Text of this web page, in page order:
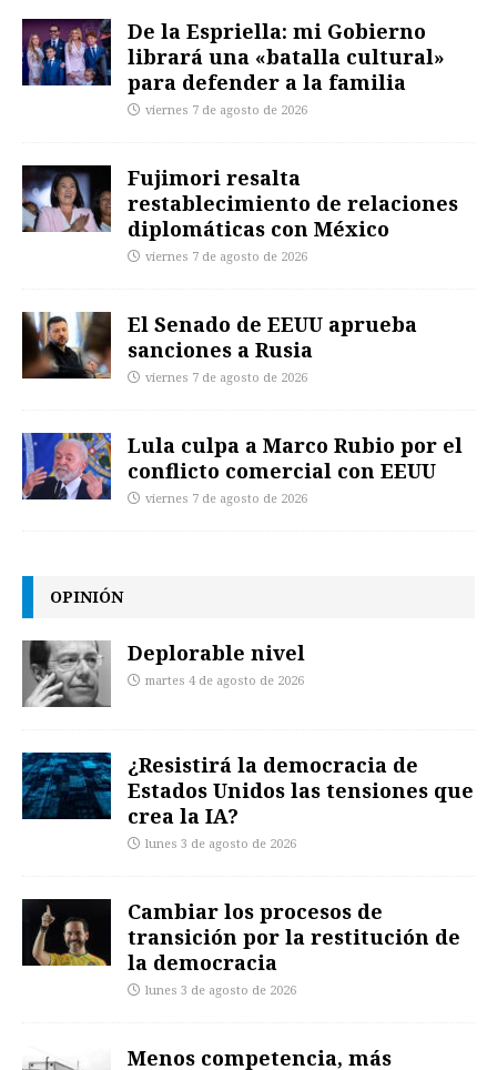
De la Espriella: mi Gobierno
librará una «batalla cultural»
para defender a la familia
viernes 7 de agosto de 2026
Fujimori resalta
restablecimiento de relaciones
diplomáticas con México
viernes 7 de agosto de 2026
El Senado de EEUU aprueba
sanciones a Rusia
viernes 7 de agosto de 2026
Lula culpa a Marco Rubio por el
conflicto comercial con EEUU
viernes 7 de agosto de 2026
OPINIÓN
Deplorable nivel
martes 4 de agosto de 2026
¿Resistirá la democracia de
Estados Unidos las tensiones que
crea la IA?
lunes 3 de agosto de 2026
Cambiar los procesos de
transición por la restitución de
la democracia
lunes 3 de agosto de 2026
Menos competencia, más